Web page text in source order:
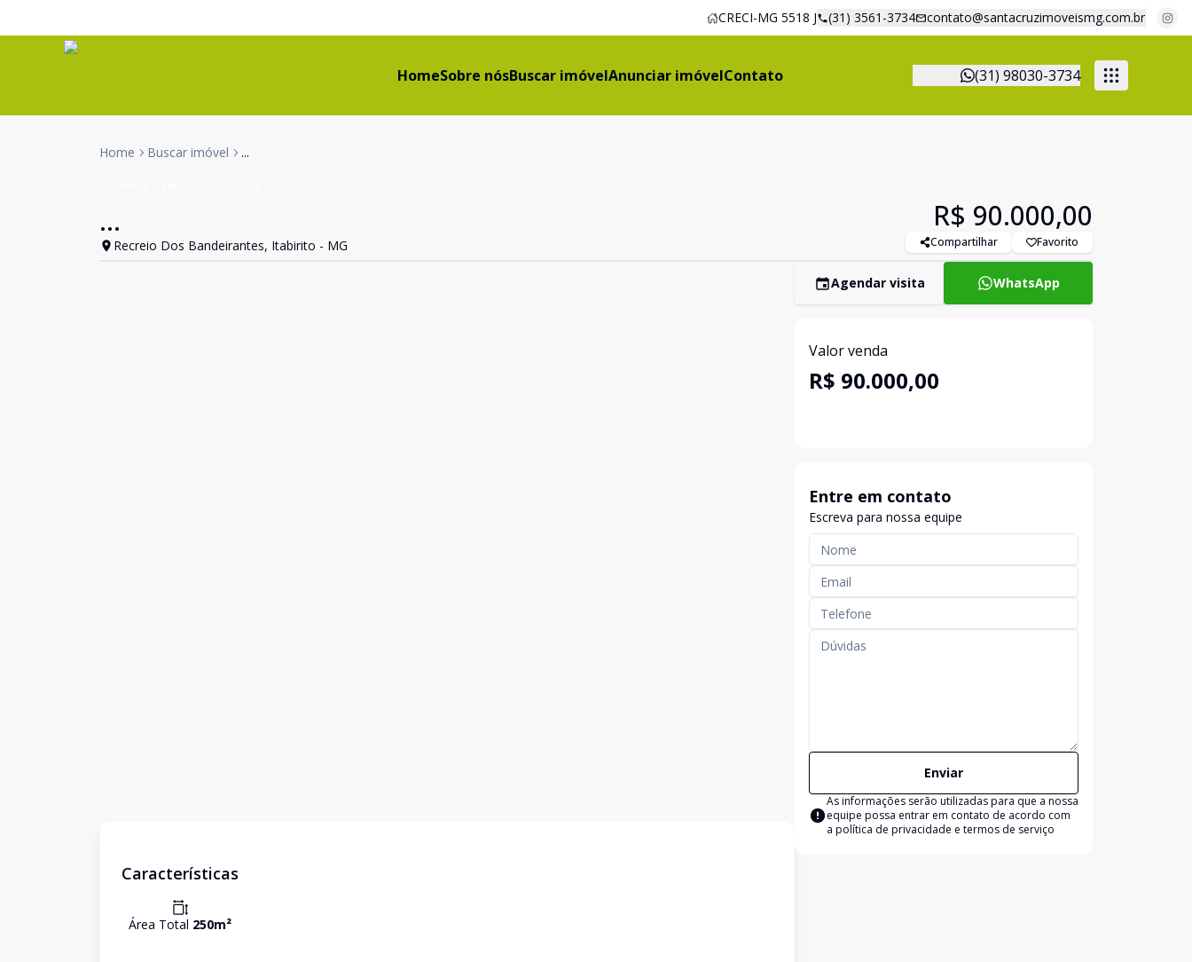
CRECI-MG 5518 J (31) 3561-3734 contato@santacruzimoveismg.com.br
HomeSobre nósBuscar imóvelAnunciar imóvelContato (31) 98030-3734
Home Buscar imóvel ...
...
Recreio Dos Bandeirantes, Itabirito - MG
R$ 90.000,00
Compartilhar Favorito
Características
Área Total 250m²
Agendar visita WhatsApp
Valor venda
R$ 90.000,00
Entre em contato
Escreva para nossa equipe
Enviar
As informações serão utilizadas para que a nossa
equipe possa entrar em contato de acordo com
a política de privacidade e termos de serviço